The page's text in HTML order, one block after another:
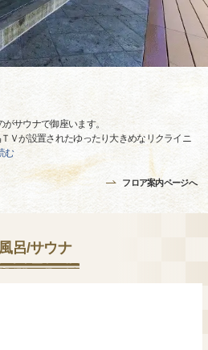
サウナで御座います。
Ｖが設置されたゆったり大きめなリクライニ
む
フロア案内ページへ
呂/サウナ